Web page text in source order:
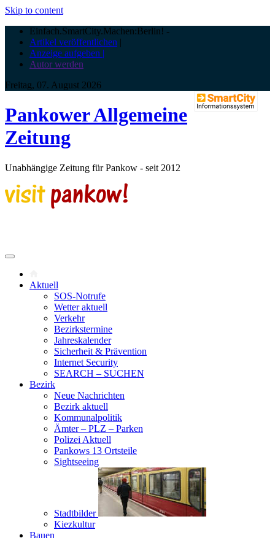
Skip to content
Einfach.SmartCity.Machen:Berlin! -
Artikel veröffentlichen |
Anzeige aufgeben |
Autor werden
Freitag, 07. August 2026
Pankower Allgemeine
Zeitung
Unabhängige Zeitung für Pankow - seit 2012
Aktuell
SOS-Notrufe
Wetter aktuell
Verkehr
Bezirkstermine
Jahreskalender
Sicherheit & Prävention
Internet Security
SEARCH – SUCHEN
Bezirk
Neue Nachrichten
Bezirk aktuell
Kommunalpolitik
Ämter – PLZ – Parken
Polizei Aktuell
Pankows 13 Ortsteile
Sightseeing
Stadtbilder
Kiezkultur
Bauen